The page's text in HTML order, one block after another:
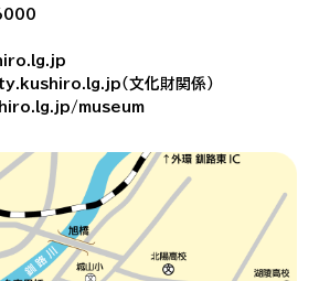
（文化財関係）
museum